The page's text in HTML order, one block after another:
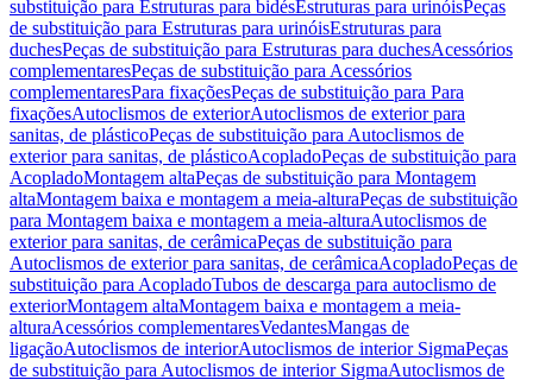
substituição para Estruturas para bidésEstruturas para urinóisPeças
de substituição para Estruturas para urinóisEstruturas para
duchesPeças de substituição para Estruturas para duchesAcessórios
complementaresPeças de substituição para Acessórios
complementaresPara fixaçõesPeças de substituição para Para
fixaçõesAutoclismos de exteriorAutoclismos de exterior para
sanitas, de plásticoPeças de substituição para Autoclismos de
exterior para sanitas, de plásticoAcopladoPeças de substituição para
AcopladoMontagem altaPeças de substituição para Montagem
altaMontagem baixa e montagem a meia-alturaPeças de substituição
para Montagem baixa e montagem a meia-alturaAutoclismos de
exterior para sanitas, de cerâmicaPeças de substituição para
Autoclismos de exterior para sanitas, de cerâmicaAcopladoPeças de
substituição para AcopladoTubos de descarga para autoclismo de
exteriorMontagem altaMontagem baixa e montagem a meia-
alturaAcessórios complementaresVedantesMangas de
ligaçãoAutoclismos de interiorAutoclismos de interior SigmaPeças
de substituição para Autoclismos de interior SigmaAutoclismos de